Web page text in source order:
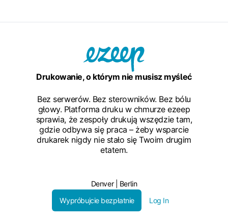
Drukowanie, o którym nie musisz myśleć
Bez serwerów. Bez sterowników. Bez bólu
głowy. Platforma druku w chmurze ezeep
sprawia, że zespoły drukują wszędzie tam,
gdzie odbywa się praca – żeby wsparcie
drukarek nigdy nie stało się Twoim drugim
etatem.
Denver | Berlin
Wypróbujcie bezpłatnie
Log In